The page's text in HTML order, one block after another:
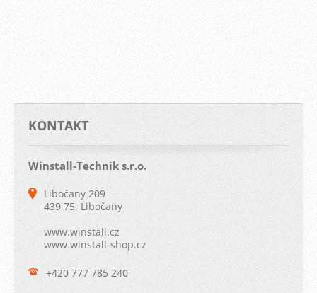
KONTAKT
Winstall-Technik s.r.o.
Libočany 209
439 75, Libočany
www.winstall.cz
www.winstall-shop.cz
+420 777 785 240